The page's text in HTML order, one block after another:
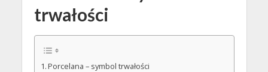
trwałości
Porcelana – symbol trwałości